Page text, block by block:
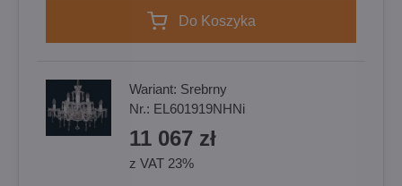
Do Koszyka
Wariant: Srebrny
Nr.: EL601919NHNi
11 067 zł
z VAT 23%